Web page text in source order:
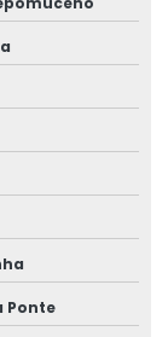
Ponte